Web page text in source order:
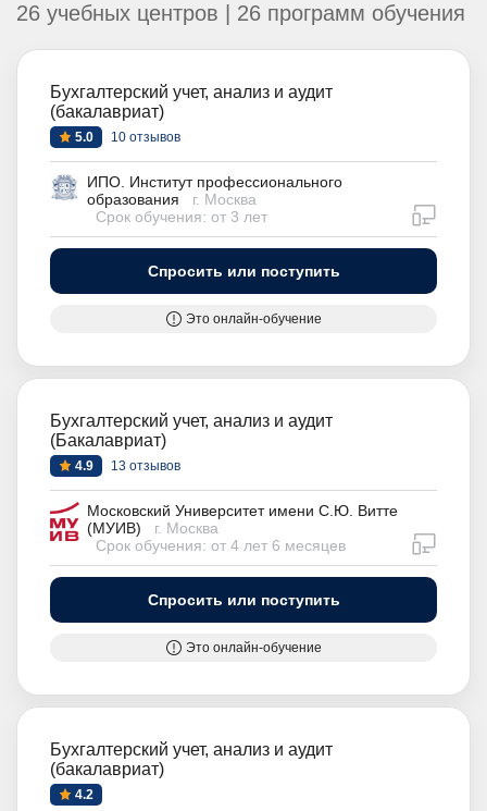
26 учебных центров | 26 программ обучения
Бухгалтерский учет, анализ и аудит
(бакалавриат)
5.0 10 отзывов
ИПО. Институт профессионального
образования
г. Москва
Срок обучения: от 3 лет
Спросить или поступить
Это онлайн-обучение
Бухгалтерский учет, анализ и аудит
(Бакалавриат)
4.9 13 отзывов
Московский Университет имени С.Ю. Витте
(МУИВ)
г. Москва
Срок обучения: от 4 лет 6 месяцев
Спросить или поступить
Это онлайн-обучение
Бухгалтерский учет, анализ и аудит
(бакалавриат)
4.2